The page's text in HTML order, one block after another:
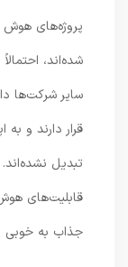
پروژه‌های هوش
شده‌اند، احتمالاً
سایر شرکت‌ها دارند،
قرار دارند و به
تبدیل نشده‌اند. با
قابلیت‌های هوش
جذاب به خوبی به